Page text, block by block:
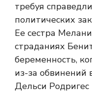
Ее сестра
страданиях
беременность,
из-за обвинений
Дельси Родригес